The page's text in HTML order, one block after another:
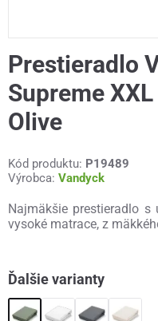
Prestieradlo
Supreme
Olive
Kód produktu: P19489
Výrobca: Vandyck
Najmäkšie prestieradlo s
vysoké matrace, z
Ďalšie varianty